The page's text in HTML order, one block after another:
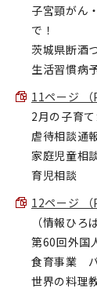
子宮頸がん
で！
茨城県断酒
生活習慣病
11ページ （
2月の子育
虐待相談通
家庭児童相
育児相談
12ページ （
（情報ひろば
第60回外国
食育事業
世界の料理